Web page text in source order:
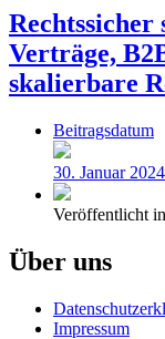
Rechtssicher
Verträge,
skalierbare
Beitragsdatum
30. Januar 2024
Veröffentlicht in
Über uns
Impressum